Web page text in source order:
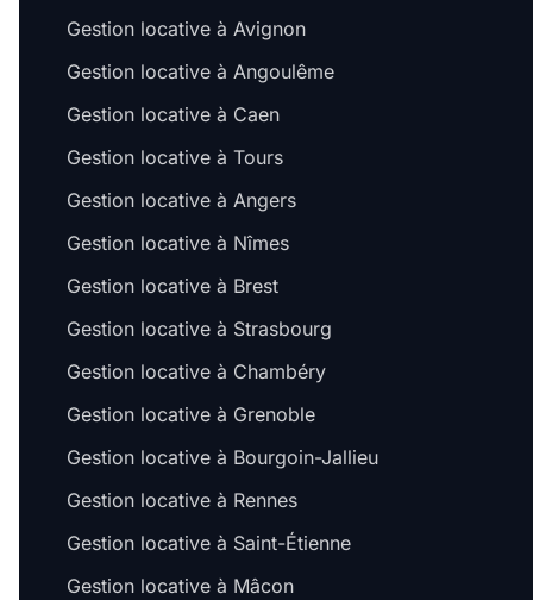
Gestion locative à Avignon
Gestion locative à Angoulême
Gestion locative à Caen
Gestion locative à Tours
Gestion locative à Angers
Gestion locative à Nîmes
Gestion locative à Brest
Gestion locative à Strasbourg
Gestion locative à Chambéry
Gestion locative à Grenoble
Gestion locative à Bourgoin-Jallieu
Gestion locative à Rennes
Gestion locative à Saint-Étienne
Gestion locative à Mâcon